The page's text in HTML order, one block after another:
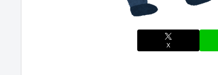
X